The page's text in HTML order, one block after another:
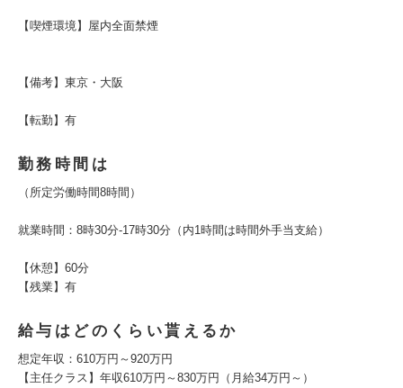
【喫煙環境】屋内全面禁煙
【備考】東京・大阪
【転勤】有
勤務時間は
（所定労働時間8時間）
就業時間：8時30分-17時30分（内1時間は時間外手当支給）
【休憩】60分
【残業】有
給与はどのくらい貰えるか
想定年収：610万円～920万円
【主任クラス】年収610万円～830万円（月給34万円～）